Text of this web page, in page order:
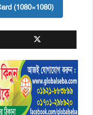
(1080×1080)